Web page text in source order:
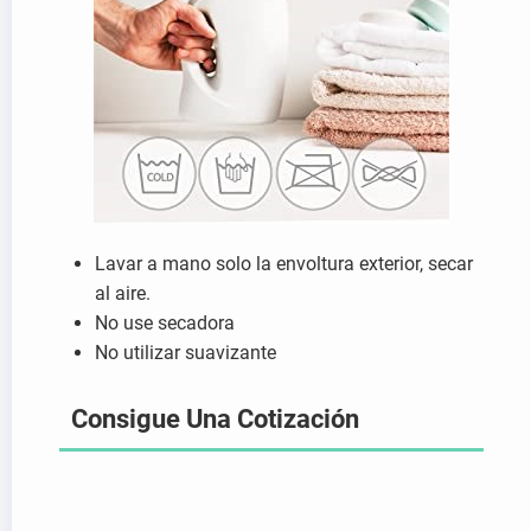
Lavar a mano solo la envoltura exterior, secar
al aire.
No use secadora
No utilizar suavizante
Consigue Una Cotización